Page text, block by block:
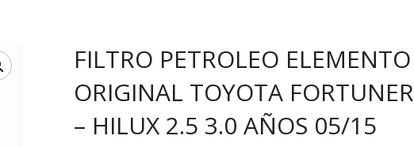
FILTRO PETROLEO ELEMENTO
ORIGINAL TOYOTA FORTUNER
– HILUX 2.5 3.0 AÑOS 05/15